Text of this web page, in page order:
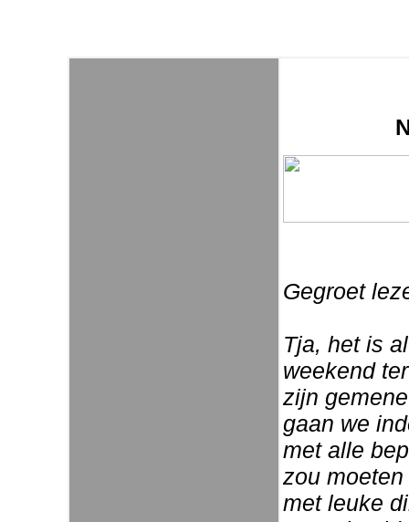
Gegroet
Tja, het is
weekend
zijn
gaan we
met alle
zou
met leuke